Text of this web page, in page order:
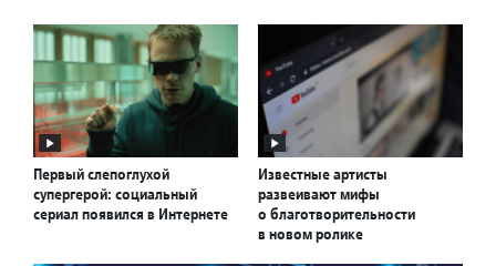
Первый слепоглухой
супергерой: социальный
сериал появился в Интернете
Известные артисты
развеивают мифы
о благотворительности
в новом ролике